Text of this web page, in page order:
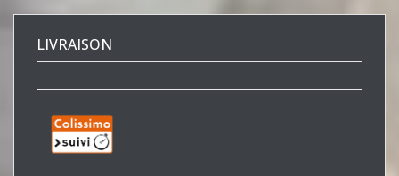
LIVRAISON